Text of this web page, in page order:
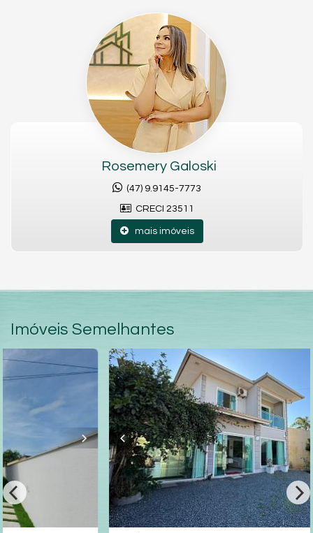
Rua Bom Retiro 437
São Francisco do Sul /SC
Rosemery Galoski
(47) 9.9145-7773
CRECI 23511
mais imóveis
Imóveis Semelhantes